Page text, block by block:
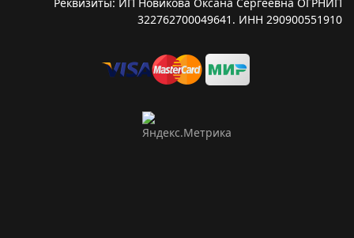
322762700049641. ИНН 290900551910